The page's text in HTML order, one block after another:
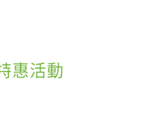
惠活動